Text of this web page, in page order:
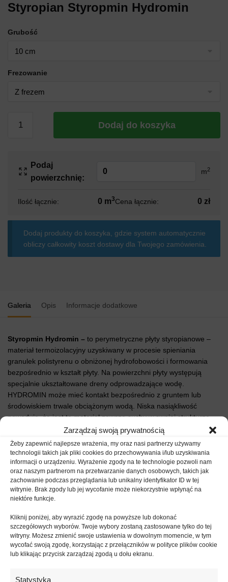
Zarządzaj swoją prywatnością
Żeby zapewnić najlepsze wrażenia, my oraz nasi partnerzy używamy
technologii takich jak pliki cookies do przechowywania i/lub uzyskiwania
informacji o urządzeniu. Wyrażenie zgody na te technologie pozwoli nam
oraz naszym partnerom na przetwarzanie danych osobowych, takich jak
zachowanie podczas przeglądania lub unikalny identyfikator ID w tej
witrynie. Brak zgody lub jej wycofanie może niekorzystnie wpłynąć na
niektóre funkcje.
Kliknij poniżej, aby wyrazić zgodę na powyższe lub dokonać
szczegółowych wyborów. Twoje wybory zostaną zastosowane tylko do tej
witryny. Możesz zmienić swoje ustawienia w dowolnym momencie, w tym
wycofać swoją zgodę, korzystając z przełączników w polityce plików cookie
lub klikając przycisk zarządzaj zgodą u dołu ekranu.
Statystyka
Styropian Styropmin Hydromin
Grubość
Frezowanie
Dodaj do koszyka
Podaj
powierzchnię:
m2
Ilość łącznie: 0 m3Cena łącznie: 0 zł
Dodaj produkty do koszyka, gdzie system automatycznie
obliczy całkowity koszt dostawy dla Twojego zamówienia.
Galeria Opis Informacje dodatkowe
Styropmin Hydromin – to perymetryczne płyty styropianowe –
materiał termoizolacyjny uzyskiwany w procesie spieniania
granulek polistyrenu o obniżonej hydrofobowości i formowania
bezpośrednio w kształt płyty. Na powierzchni płyty występują
specjalnie ukształtowane dreny odprowadzające wodę.
HYDROMIN może mieć kontakt bezpośrednio z gruntem lub
środowiskiem trwale obciążonym wodą. Niska nasiąkliwość
powoduje, że jest to materiał zawsze suchy w swojej strukturze,
co za tym idzie dobrze izoluje termicznie przegrodę. Wysoka
wytrzymałość mechaniczna umożliwia zastosowanie w
aplikacjach, gdzie mogą wystąpić duże obciążenia
Przeznaczenie:
izolacja cieplna fundamentów poniżej poziomu gruntu
izolacja cieplna podłóg, ścian i stropów w pomieszczeniach o
podwyższonej wilgotności
izolacja cieplna dachów odwróconych
izolacja cieplna dachów płaskich i stropodachów
Wymiar płyt: